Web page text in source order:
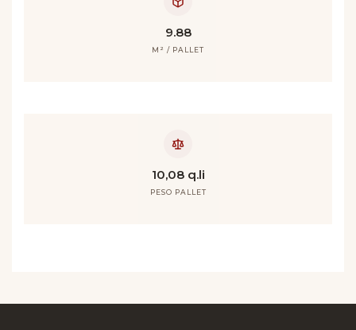
9.88
M² / PALLET
10,08 q.li
PESO PALLET